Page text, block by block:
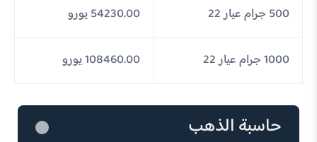
500 جرام عيار 22 54230.00 يورو
1000 جرام عيار 22 108460.00 يورو
حاسبة الذهب